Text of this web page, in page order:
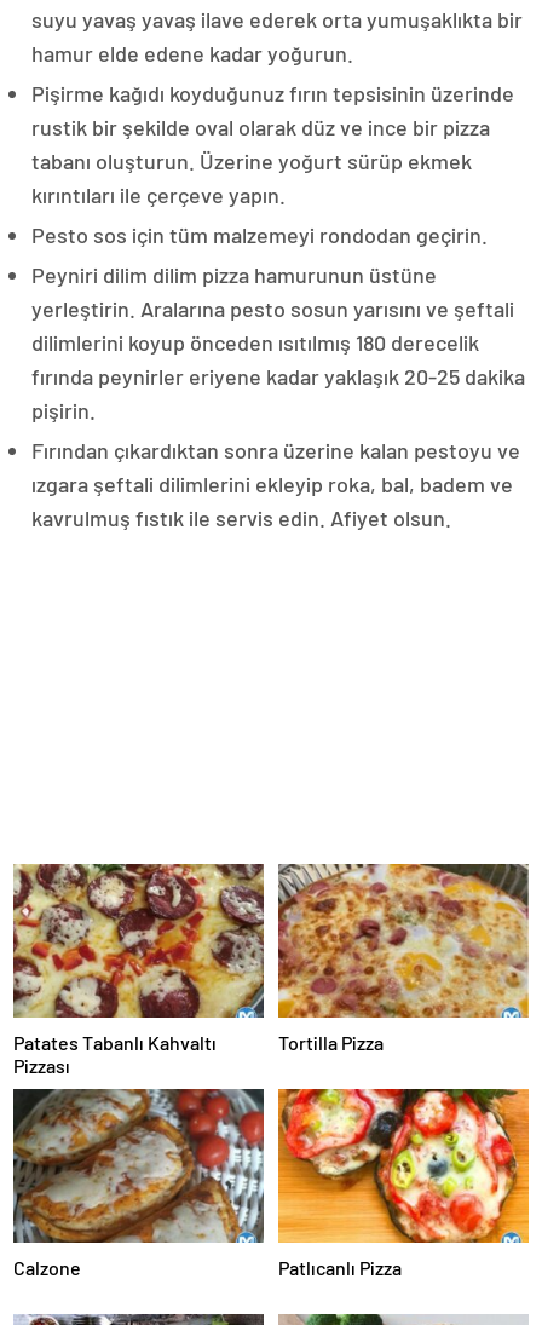
suyu yavaş yavaş ilave ederek orta yumuşaklıkta bir
hamur elde edene kadar yoğurun.
Pişirme kağıdı koyduğunuz fırın tepsisinin üzerinde
rustik bir şekilde oval olarak düz ve ince bir pizza
tabanı oluşturun. Üzerine yoğurt sürüp ekmek
kırıntıları ile çerçeve yapın.
Pesto sos için tüm malzemeyi rondodan geçirin.
Peyniri dilim dilim pizza hamurunun üstüne
yerleştirin. Aralarına pesto sosun yarısını ve şeftali
dilimlerini koyup önceden ısıtılmış 180 derecelik
fırında peynirler eriyene kadar yaklaşık 20-25 dakika
pişirin.
Fırından çıkardıktan sonra üzerine kalan pestoyu ve
ızgara şeftali dilimlerini ekleyip roka, bal, badem ve
kavrulmuş fıstık ile servis edin. Afiyet olsun.
Patates Tabanlı Kahvaltı
Pizzası
Tortilla Pizza
Calzone Patlıcanlı Pizza